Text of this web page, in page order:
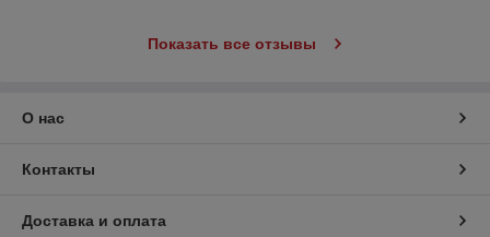
Показать все отзывы
О нас
Контакты
Доставка и оплата